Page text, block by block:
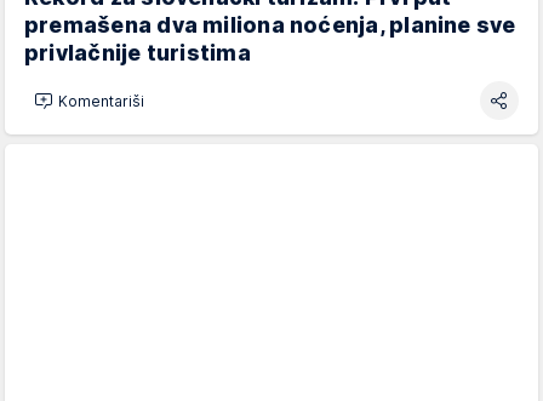
premašena dva miliona noćenja, planine sve
privlačnije turistima
Komentariši